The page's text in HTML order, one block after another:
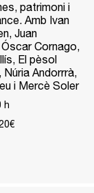
patrimoni i
Amb Ivan
Juan
Cornago,
El pèsol
Andorrrà,
i Mercè Soler
h